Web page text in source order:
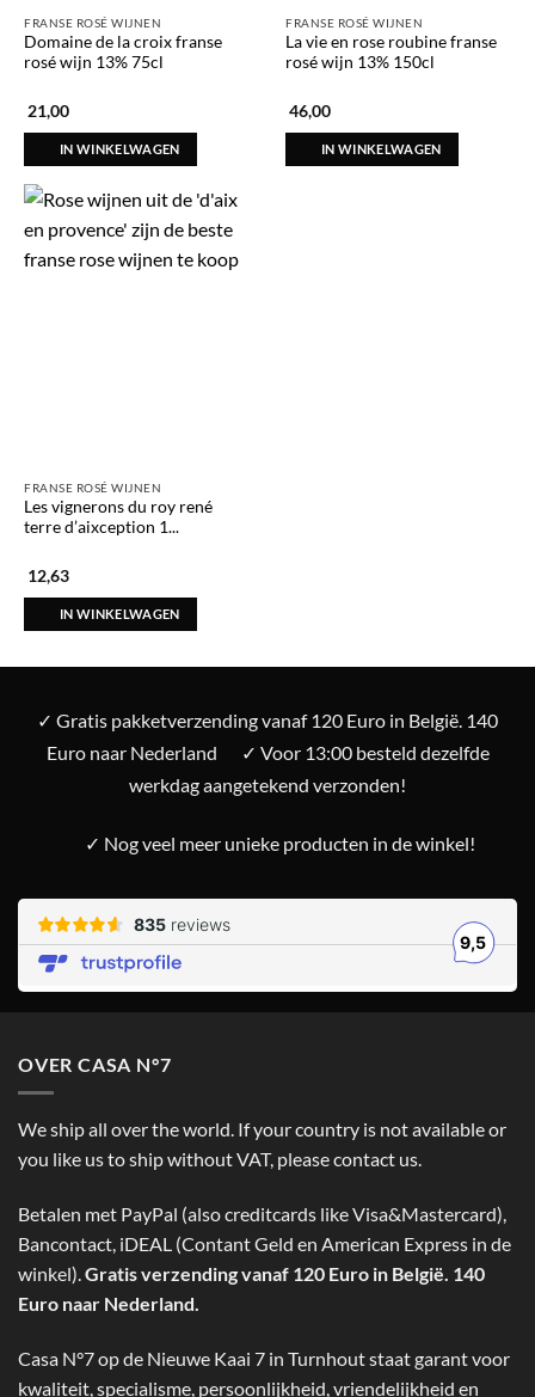
FRANSE ROSÉ WIJNEN
Domaine de la croix franse
rosé wijn 13% 75cl
21,00
IN WINKELWAGEN
FRANSE ROSÉ WIJNEN
La vie en rose roubine franse
rosé wijn 13% 150cl
46,00
IN WINKELWAGEN
FRANSE ROSÉ WIJNEN
Les vignerons du roy rené
terre d’aixception 1...
12,63
IN WINKELWAGEN
✓ Gratis pakketverzending vanaf 120 Euro in België. 140
Euro naar Nederland
✓ Voor 13:00 besteld dezelfde
werkdag aangetekend verzonden!
✓ Nog veel meer unieke producten in de winkel!
OVER CASA N°7
We ship all over the world. If your country is not available or
you like us to ship without VAT, please contact us.
Betalen met PayPal (also creditcards like Visa&Mastercard),
Bancontact, iDEAL (Contant Geld en American Express in de
winkel).Gratis verzending vanaf 120 Euro in België. 140
Euro naar Nederland.
Casa N°7 op de Nieuwe Kaai 7 in Turnhout staat garant voor
kwaliteit, specialisme, persoonlijkheid, vriendelijkheid en